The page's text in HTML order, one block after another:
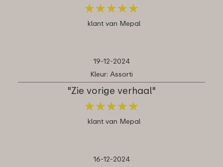
★★★★★
★★★★★
klant van Mepal
19-12-2024
Kleur: Assorti
"Zie vorige verhaal"
★★★★★
★★★★★
klant van Mepal
16-12-2024